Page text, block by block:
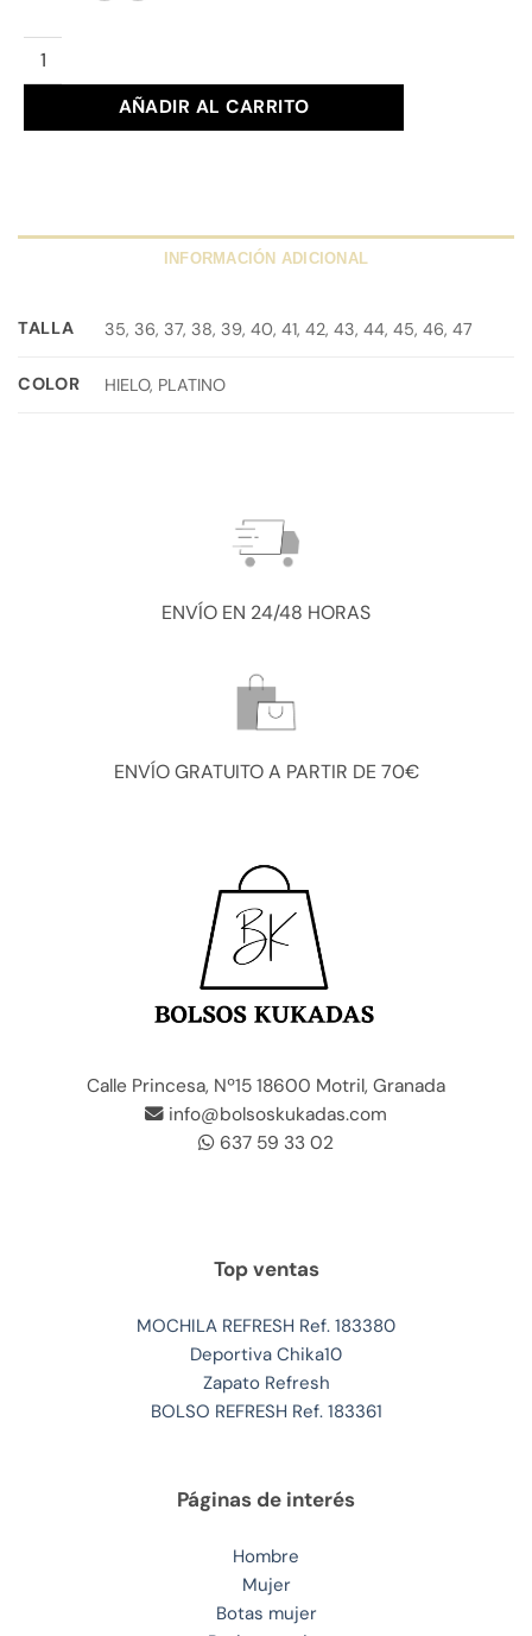
SANDALIA KUKADAS Ref. 146746 cantidad
AÑADIR AL CARRITO
INFORMACIÓN ADICIONAL
TALLA 35, 36, 37, 38, 39, 40, 41, 42, 43, 44, 45, 46, 47
COLOR HIELO, PLATINO
ENVÍO EN 24/48 HORAS
ENVÍO GRATUITO A PARTIR DE 70€
Calle Princesa, Nº15 18600 Motril, Granada
info@bolsoskukadas.com
637 59 33 02
Top ventas
MOCHILA REFRESH Ref. 183380
Deportiva Chika10
Zapato Refresh
BOLSO REFRESH Ref. 183361
Páginas de interés
Hombre
Mujer
Botas mujer